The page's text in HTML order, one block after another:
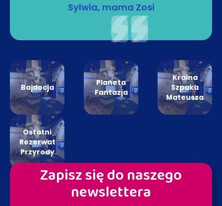
Sylwia, mama Zosi
Bajdocja
Planeta
Fantazja
Kraina
Szpaka
Mateusza
Ostatni
Rezerwat
Przyrody
Zapisz się do naszego
newslettera